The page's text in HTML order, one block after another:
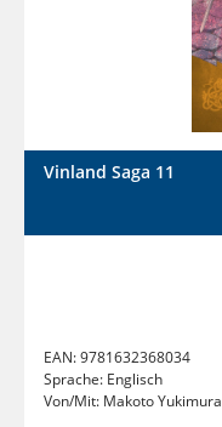
Vinland Saga 11
EAN:9781632368034
Sprache: Englisch
Von/Mit: Makoto Yukimura